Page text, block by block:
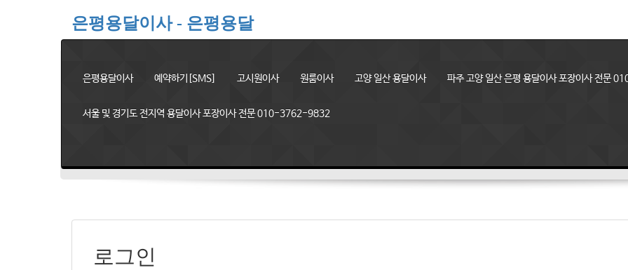
은평용달이사 - 은평용달
은평용달이사 예약하기[SMS] 고시원이사 원룸이사 고양 일산 용달이사 파주 고양 일산 은평 용달이사 포장이사 전문
서울 및 경기도 전지역 용달이사 포장이사 전문 010-3762-9832
로그인